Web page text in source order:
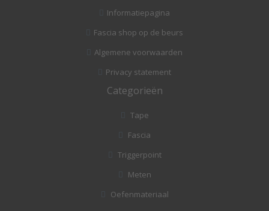
Informatiepagina
Fascia shop op de beurs
Algemene voorwaarden
Privacy statement
Categorieën
Tape
Fascia
Triggerpoint
Meten
Oefenmateriaal